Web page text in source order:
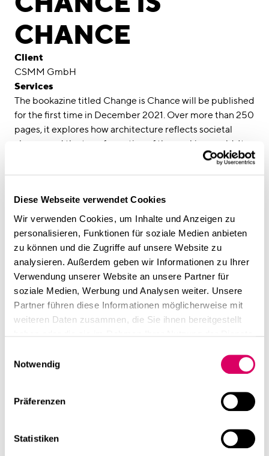
Diese Webseite verwendet Cookies
Wir verwenden Cookies, um Inhalte und Anzeigen zu
personalisieren, Funktionen für soziale Medien anbieten
zu können und die Zugriffe auf unsere Website zu
analysieren. Außerdem geben wir Informationen zu Ihrer
Verwendung unserer Website an unsere Partner für
soziale Medien, Werbung und Analysen weiter. Unsere
Partner führen diese Informationen möglicherweise mit
weiteren Daten zusammen, die Sie ihnen bereitgestellt
Notwendig
Präferenzen
Statistiken
Awards
Career
Locations
linkedininstagram
Deutsch
English
Data Privacy
CHANCE
Client
CSMM GmbH
Services
The bookazine titled Change is Chance will be published
for the first time in December 2021. Over more than 250
pages, it explores how architecture reflects societal
change and the transformation of the working world. It
presents innovative design approaches and solutions
that have become necessary due to the challenges of
Creation Date
2021